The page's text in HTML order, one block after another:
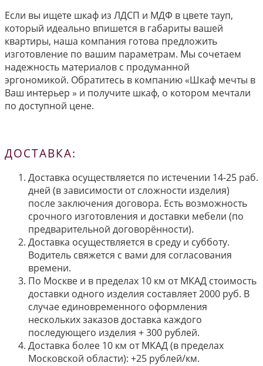
Если вы ищете шкаф из ЛДСП и МДФ в цвете тауп,
который идеально впишется в габариты вашей
квартиры, наша компания готова предложить
изготовление по вашим параметрам. Мы сочетаем
надежность материалов с продуманной
эргономикой. Обратитесь в компанию «Шкаф мечты в
Ваш интерьер » и получите шкаф, о котором мечтали
по доступной цене.
ДОСТАВКА:
Доставка осуществляется по истечении 14-25 раб.
дней (в зависимости от сложности изделия)
после заключения договора. Есть возможность
срочного изготовления и доставки мебели (по
предварительной договорённости).
Доставка осуществляется в среду и субботу.
Водитель свяжется с вами для согласования
времени.
По Москве и в пределах 10 км от МКАД стоимость
доставки одного изделия составляет 2000 руб. В
случае единовременного оформления
нескольких заказов доставка каждого
последующего изделия + 300 рублей.
Доставка более 10 км от МКАД (в пределах
Московской области): +25 рублей/км.